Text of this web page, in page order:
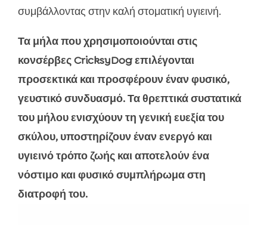
συμβάλλοντας στην καλή στοματική υγιεινή.
Τα μήλα που χρησιμοποιούνται στις
κονσέρβες CricksyDog επιλέγονται
προσεκτικά και προσφέρουν έναν φυσικό,
γευστικό συνδυασμό. Τα θρεπτικά συστατικά
του μήλου ενισχύουν τη γενική ευεξία του
σκύλου, υποστηρίζουν έναν ενεργό και
υγιεινό τρόπο ζωής και αποτελούν ένα
νόστιμο και φυσικό συμπλήρωμα στη
διατροφή του.